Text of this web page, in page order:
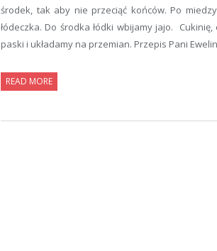
środek, tak aby nie przeciąć końców. Po
łódeczka. Do środka łódki wbijamy jajo.
paski i układamy na przemian. Przepis Pani
READ MORE